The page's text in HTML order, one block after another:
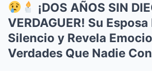
¡DOS AÑOS SIN
VERDAGUER! Su
Silencio y Revela
Verdades Que Nadie